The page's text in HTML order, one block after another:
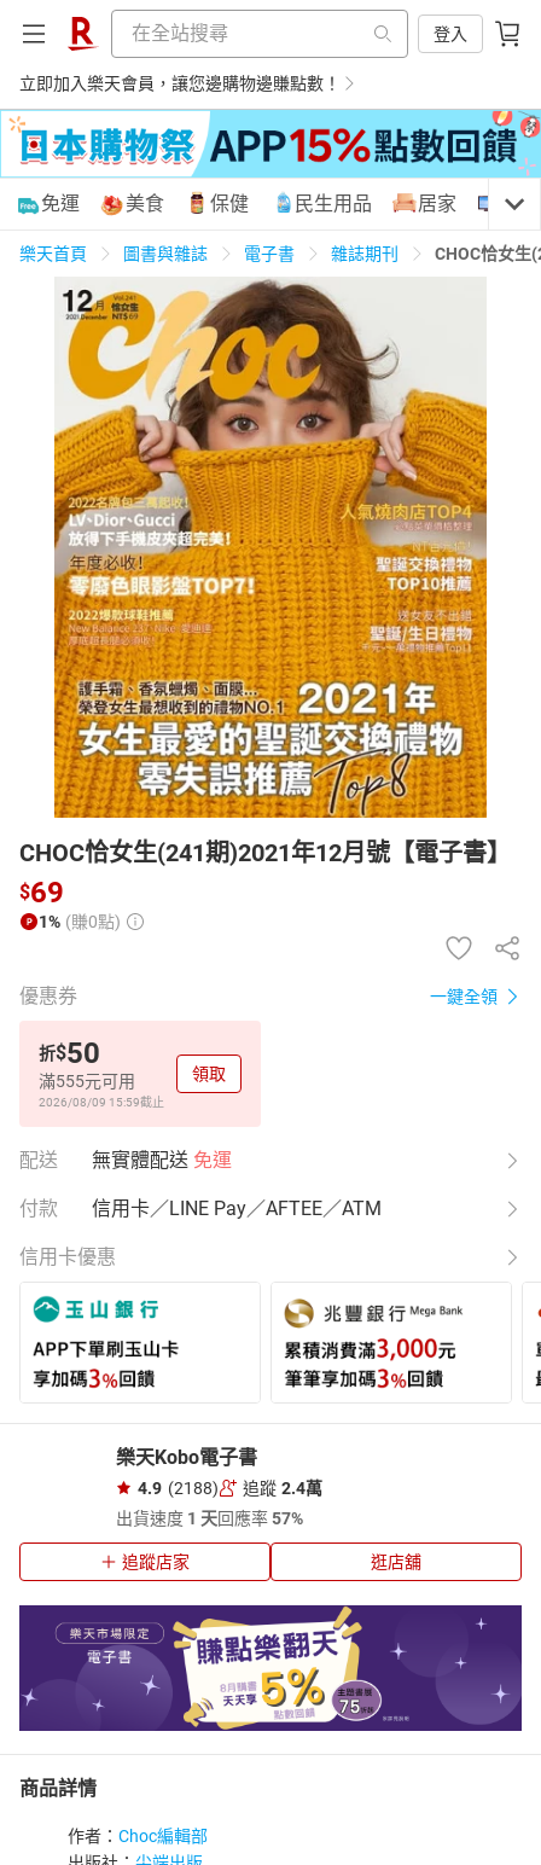
登入
立即加入樂天會員，讓您邊購物邊賺點數！
購物網分類
天天免運 美食蛋糕 養生保健
居家生活 3C家電 運動休閒 親子玩具
女裝 男裝 化妝保養 情趣用品
日本購物 電子/紙本書
HOT
免運 美食 保健 民生用品 居家 3C
樂天首頁 圖書與雜誌 電子書 雜誌期刊 CHOC恰女生
CHOC恰女生(241期)2021年12月號【電子書】
$69
1% (賺0點)
優惠券 一鍵全領
折$50
滿555元可用
2026/08/09 15:59截止
領取
配送 無實體配送 免運
付款 信用卡／LINE Pay／AFTEE／ATM
信用卡優惠
樂天Kobo電子書
4.9 (2188) 追蹤 2.4萬
出貨速度 1 天回應率57%
追蹤店家 逛店舖
商品詳情
作者： Choc編輯部